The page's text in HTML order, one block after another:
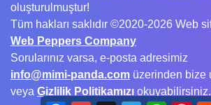
oluşturulmuştur!
Tüm hakları saklıdır ©2020-2026 Web
Web Peppers Company
Sorularınız varsa, e-posta adresimiz
info@mimi-panda.com üzerinden bize
veya Gizlilik Politikamızı okuyabilirsiniz.